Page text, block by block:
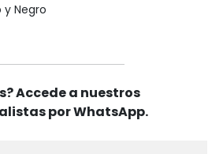
y Negro
Accede a nuestros
por WhatsApp.